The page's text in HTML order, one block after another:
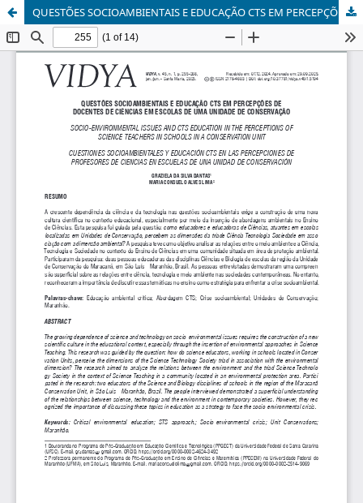
QUESTÕES SOCIOAMBIENTAIS E EDUCAÇÃO CTS EM PERCEPÇÕES DE DOCENTES DE CIÊNCIAS EM ESCOLAS DE UMA UNIDADE DE CONSERVAÇÃO